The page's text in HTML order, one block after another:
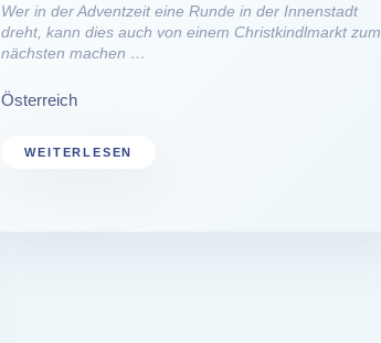
Wer in der Adventzeit eine Runde in der Innenstadt
dreht, kann dies auch von einem Christkindlmarkt zum
nächsten machen …
Österreich
WEITERLESEN